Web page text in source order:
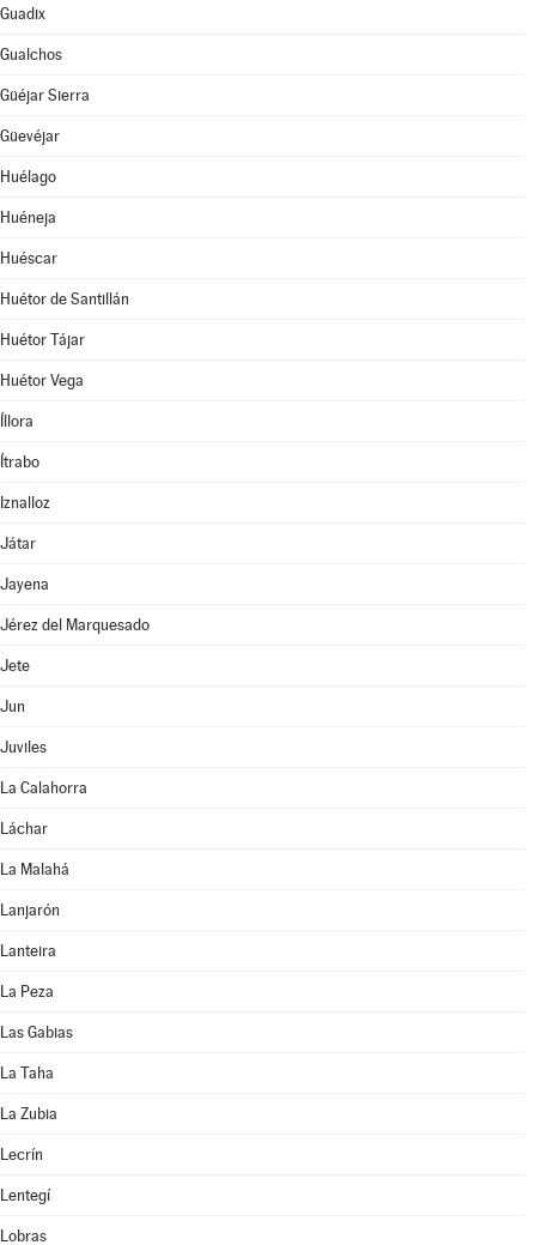
Guadix
Gualchos
Güéjar Sierra
Güevéjar
Huélago
Huéneja
Huéscar
Huétor de Santillán
Huétor Tájar
Huétor Vega
Íllora
Ítrabo
Iznalloz
Játar
Jayena
Jérez del Marquesado
Jete
Jun
Juviles
La Calahorra
Láchar
La Malahá
Lanjarón
Lanteira
La Peza
Las Gabias
La Taha
La Zubia
Lecrín
Lentegí
Lobras